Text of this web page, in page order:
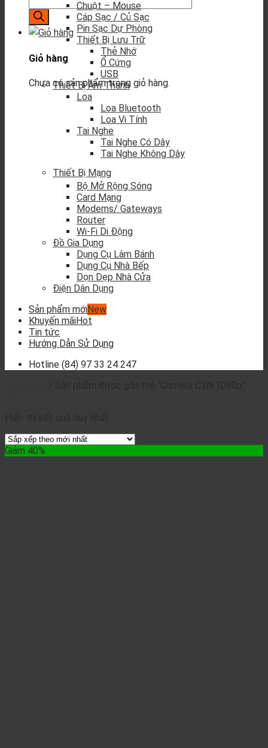
Giỏ hàng
Chưa có sản phẩm trong giỏ hàng.
Chuột – Mouse
Cáp Sạc / Củ Sạc
Pin Sạc Dự Phòng
Thiết Bị Lưu Trữ
Thẻ Nhớ
Ổ Cứng
USB
Thiết Bị Âm Thanh
Loa
Loa Bluetooth
Loa Vi Tính
Tai Nghe
Tai Nghe Có Dây
Tai Nghe Không Dây
Thiết Bị Mạng
Bộ Mở Rộng Sóng
Card Mạng
Modems/ Gateways
Router
Wi-Fi Di Động
Đồ Gia Dụng
Dụng Cụ Làm Bánh
Dụng Cụ Nhà Bếp
Dọn Dẹp Nhà Cửa
Điện Dân Dụng
Sản phẩm mới
Khuyến mãi
Tin tức
Hướng Dẫn Sử Dụng
Hotline (84) 97 33 24 247
Giảm 40%